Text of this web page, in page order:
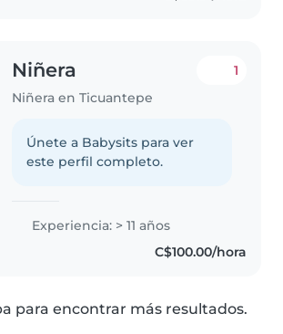
Niñera
Niñera en Ticuantepe
1
Únete a Babysits para ver
este perfil completo.
Experiencia: > 11 años
C$100.00/hora
para encontrar más resultados.